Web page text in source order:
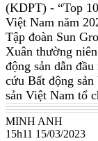
(KDPT) - “Top
Việt Nam năm
Tập đoàn Sun
Xuân thường
động sản dẫn
cứu Bất động
sản Việt Nam tổ
MINH ANH
15h11 15/03/2023